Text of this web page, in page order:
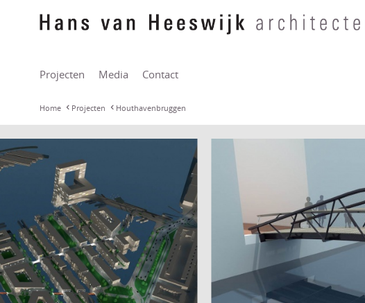
Projecten Media Contact
Home Projecten Houthavenbruggen